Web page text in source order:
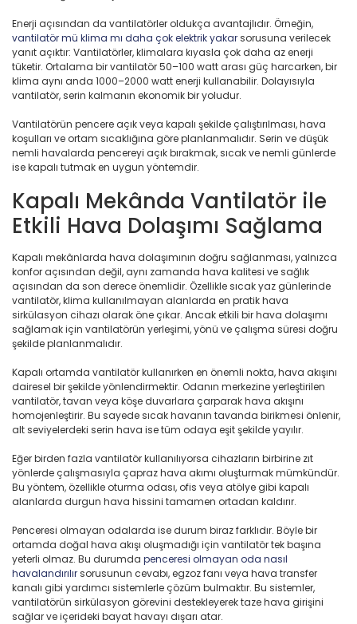
Enerji açısından da vantilatörler oldukça avantajlıdır. Örneğin,
vantilatör mü klima mı daha çok elektrik yakarsorusuna verilecek
yanıt açıktır: Vantilatörler, klimalara kıyasla çok daha az enerji
tüketir. Ortalama bir vantilatör 50–100 watt arası güç harcarken, bir
klima aynı anda 1000–2000 watt enerji kullanabilir. Dolayısıyla
vantilatör, serin kalmanın ekonomik bir yoludur.
Vantilatörün pencere açık veya kapalı şekilde çalıştırılması, hava
koşulları ve ortam sıcaklığına göre planlanmalıdır. Serin ve düşük
nemli havalarda pencereyi açık bırakmak, sıcak ve nemli günlerde
ise kapalı tutmak en uygun yöntemdir.
Kapalı Mekânda Vantilatör ile
Etkili Hava Dolaşımı Sağlama
Kapalı mekânlarda hava dolaşımının doğru sağlanması, yalnızca
konfor açısından değil, aynı zamanda hava kalitesi ve sağlık
açısından da son derece önemlidir. Özellikle sıcak yaz günlerinde
vantilatör, klima kullanılmayan alanlarda en pratik hava
sirkülasyon cihazı olarak öne çıkar. Ancak etkili bir hava dolaşımı
sağlamak için vantilatörün yerleşimi, yönü ve çalışma süresi doğru
şekilde planlanmalıdır.
Kapalı ortamda vantilatör kullanırken en önemli nokta, hava akışını
dairesel bir şekilde yönlendirmektir. Odanın merkezine yerleştirilen
vantilatör, tavan veya köşe duvarlara çarparak hava akışını
homojenleştirir. Bu sayede sıcak havanın tavanda birikmesi önlenir,
alt seviyelerdeki serin hava ise tüm odaya eşit şekilde yayılır.
Eğer birden fazla vantilatör kullanılıyorsa cihazların birbirine zıt
yönlerde çalışmasıyla çapraz hava akımı oluşturmak mümkündür.
Bu yöntem, özellikle oturma odası, ofis veya atölye gibi kapalı
alanlarda durgun hava hissini tamamen ortadan kaldırır.
Penceresi olmayan odalarda ise durum biraz farklıdır. Böyle bir
ortamda doğal hava akışı oluşmadığı için vantilatör tek başına
yeterli olmaz. Bu durumda penceresi olmayan oda nasıl
havalandırılırsorusunun cevabı, egzoz fanı veya hava transfer
kanalı gibi yardımcı sistemlerle çözüm bulmaktır. Bu sistemler,
vantilatörün sirkülasyon görevini destekleyerek taze hava girişini
sağlar ve içerideki bayat havayı dışarı atar.